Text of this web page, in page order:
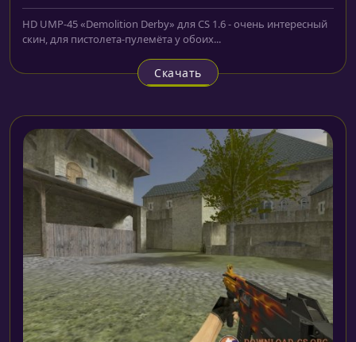
HD UMP-45 «Demolition Derby» для CS 1.6 - очень интересный
скин, для пистолета-пулемёта у обоих...
Скачать